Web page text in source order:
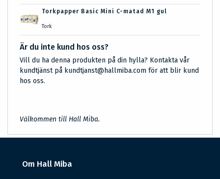
Torkpapper Basic Mini C-matad M1 gul
Tork
Är du inte kund hos oss?
Vill du ha denna produkten på din hylla? Kontakta vår
kundtjänst på kundtjanst@hallmiba.com för att blir kund
hos oss.
Välkommen till Hall Miba.
Om Hall Miba